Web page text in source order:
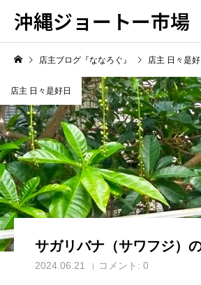
沖縄ジョートー市場
店主ブログ『ななろぐ』 店主 日々是好
店主 日々是好日
サガリバナ（サワフジ）
2024.06.21 コメント: 0